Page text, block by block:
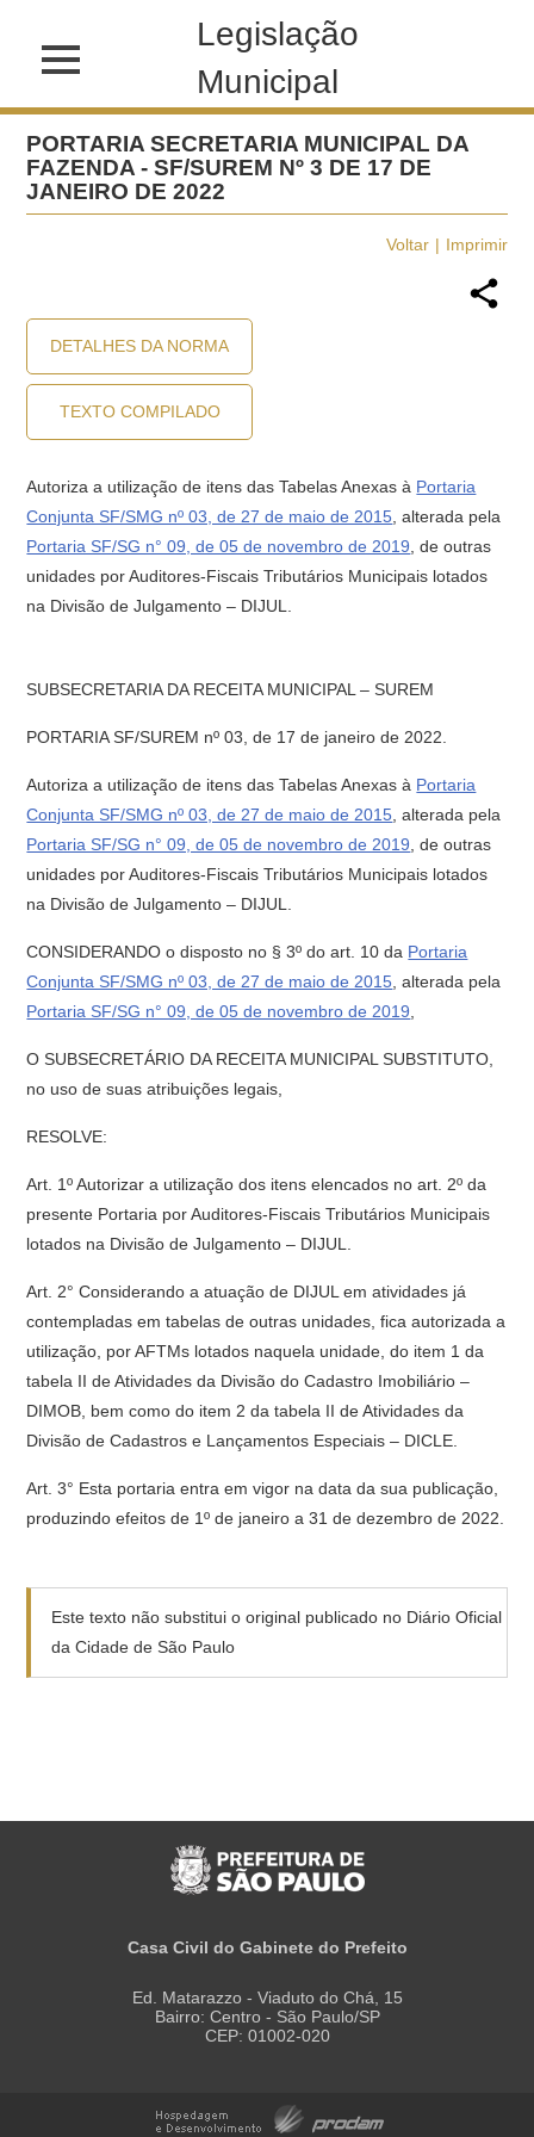
Legislação
Municipal
PORTARIA SECRETARIA MUNICIPAL DA
FAZENDA - SF/SUREM Nº 3 DE 17 DE
JANEIRO DE 2022
Voltar Imprimir
DETALHES DA NORMA
TEXTO COMPILADO
Autoriza a utilização de itens das Tabelas Anexas à Portaria
Conjunta SF/SMG nº 03, de 27 de maio de 2015 , alterada pela
Portaria SF/SG n° 09, de 05 de novembro de 2019 , de outras
unidades por Auditores-Fiscais Tributários Municipais lotados
na Divisão de Julgamento – DIJUL.
SUBSECRETARIA DA RECEITA MUNICIPAL – SUREM
PORTARIA SF/SUREM nº 03, de 17 de janeiro de 2022.
Autoriza a utilização de itens das Tabelas Anexas à Portaria
Conjunta SF/SMG nº 03, de 27 de maio de 2015 , alterada pela
Portaria SF/SG n° 09, de 05 de novembro de 2019 , de outras
unidades por Auditores-Fiscais Tributários Municipais lotados
na Divisão de Julgamento – DIJUL.
CONSIDERANDO o disposto no § 3º do art. 10 da Portaria
Conjunta SF/SMG nº 03, de 27 de maio de 2015 , alterada pela
Portaria SF/SG n° 09, de 05 de novembro de 2019
O SUBSECRETÁRIO DA RECEITA MUNICIPAL SUBSTITUTO,
no uso de suas atribuições legais,
RESOLVE:
Art. 1º Autorizar a utilização dos itens elencados no art. 2º da
presente Portaria por Auditores-Fiscais Tributários Municipais
lotados na Divisão de Julgamento – DIJUL.
Art. 2° Considerando a atuação de DIJUL em atividades já
contempladas em tabelas de outras unidades, fica autorizada a
utilização, por AFTMs lotados naquela unidade, do item 1 da
tabela II de Atividades da Divisão do Cadastro Imobiliário –
DIMOB, bem como do item 2 da tabela II de Atividades da
Divisão de Cadastros e Lançamentos Especiais – DICLE.
Art. 3° Esta portaria entra em vigor na data da sua publicação,
produzindo efeitos de 1º de janeiro a 31 de dezembro de 2022.
Este texto não substitui o original publicado no Diário Oficial
da Cidade de São Paulo
Casa Civil do Gabinete do Prefeito
Ed. Matarazzo - Viaduto do Chá, 15
Bairro: Centro - São Paulo/SP
CEP: 01002-020